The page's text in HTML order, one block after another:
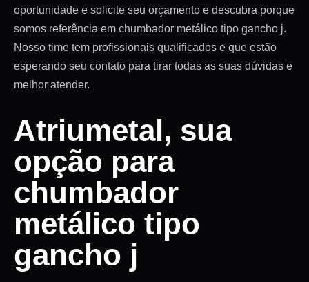
oportunidade e solicite seu orçamento e descubra porque
somos referência em chumbador metálico tipo gancho j.
Nosso time tem profissionais qualificados e que estão
esperando seu contato para tirar todas as suas dúvidas e
melhor atender.
Atriumetal, sua
opção para
chumbador
metálico tipo
gancho j